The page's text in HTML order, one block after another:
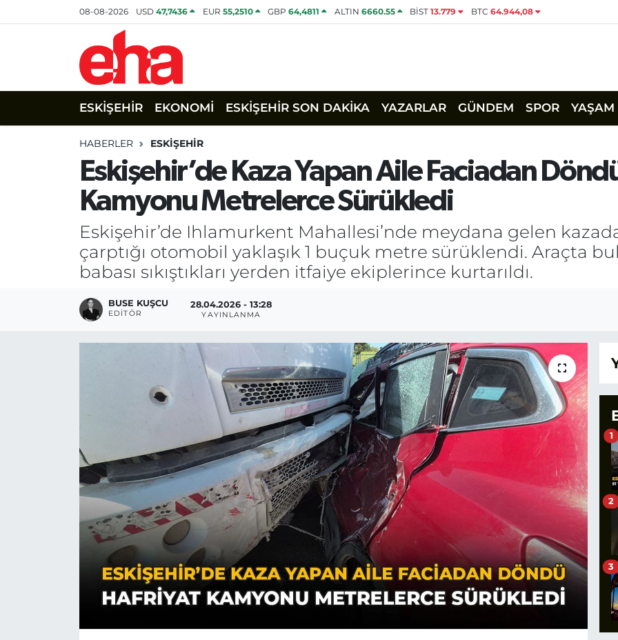
08-08-2026 USD47,7436 EUR 55,2510 GBP64,4811 ALTIN 6660.55 BİST13.779 BTC 64.944,08
ESKİŞEHİR EKONOMİ ESKİŞEHİR SON DAKİKA YAZARLAR GÜNDEM SPOR YAŞAM
HABERLER ESKİŞEHİR
Eskişehir’de Kaza Yapan Aile Faciadan
Kamyonu Metrelerce Sürükledi
Eskişehir’de Ihlamurkent Mahallesi’nde meydana gelen
çarptığı otomobil yaklaşık 1 buçuk metre sürüklendi. Araçta
babası sıkıştıkları yerden itfaiye ekiplerince kurtarıldı.
BUSE KUŞCU
EDITÖR
28.04.2026 - 13:28
YAYINLANMA
1
2
3